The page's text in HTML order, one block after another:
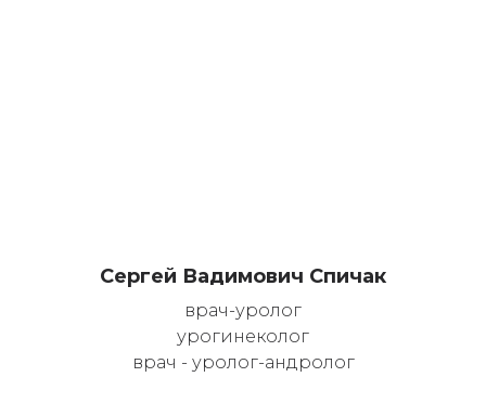
Сергей Вадимович Спичак
врач-уролог
урогинеколог
врач - уролог-андролог